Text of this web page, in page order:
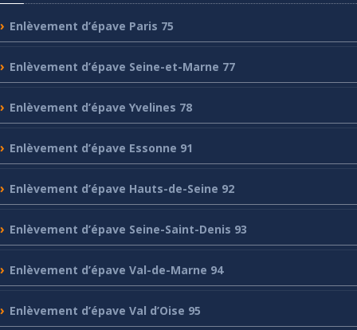
Enlèvement d’épave Paris 75
Enlèvement d’épave Seine-et-Marne 77
Enlèvement d’épave Yvelines 78
Enlèvement d’épave Essonne 91
Enlèvement d’épave Hauts-de-Seine 92
Enlèvement d’épave Seine-Saint-Denis 93
Enlèvement d’épave Val-de-Marne 94
Enlèvement d’épave Val d’Oise 95